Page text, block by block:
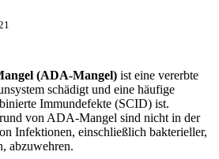
(ADA-Mangel) ist eine vererbte
schädigt und eine häufige
Immundefekte (SCID) ist.
von ADA-Mangel sind nicht in der
Infektionen, einschließlich bakterieller,
abzuwehren.